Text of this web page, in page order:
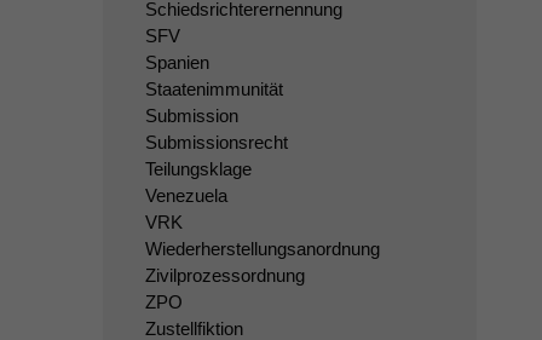
Schiedsrichterernennung
SFV
Spanien
Staatenimmunität
Submission
Submissionsrecht
Teilungsklage
Venezuela
VRK
Wiederherstellungsanordnung
Zivilprozessordnung
ZPO
Zustellfiktion